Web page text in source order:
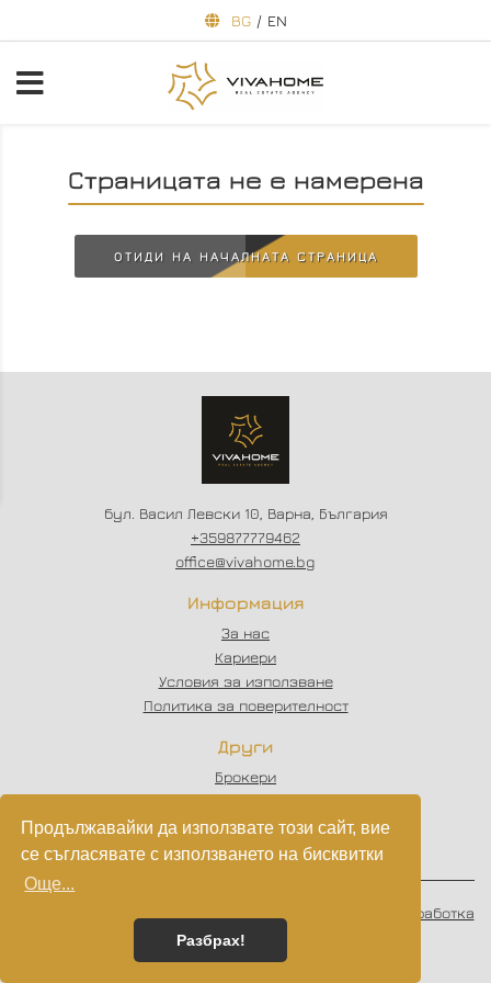
Продължавайки да използвате този сайт, вие
се съгласявате с използването на бисквитки
Още...
Разбрах!
BG / EN
Страницата не е намерена
ОТИДИ НА НАЧАЛНАТА СТРАНИЦА
бул. Васил Левски 10, Варна, България
+359877779462
office@vivahome.bg
Информация
За нас
Кариери
Условия за използване
Политика за поверителност
Други
Брокери
Отзиви
Статии
Партньори
Изработка
на софтуер